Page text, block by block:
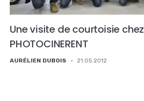
Une visite de courtoisie chez
PHOTOCINERENT
AURÉLIEN DUBOIS - 21.05.2012